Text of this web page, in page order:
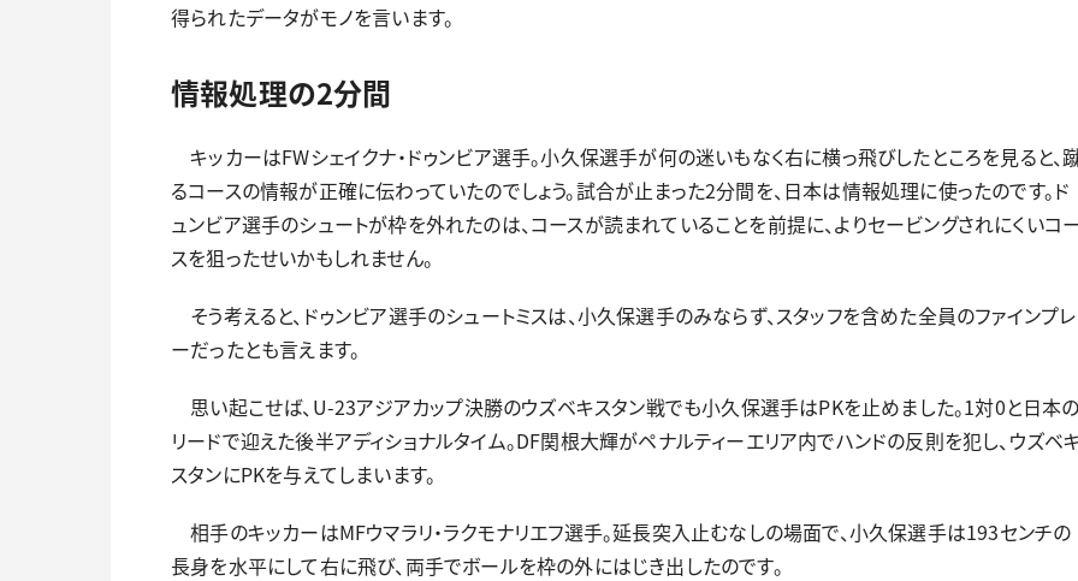
得られたデータがモノを言います。
情報処理の2分間
キッカーはFWシェイクナ・ドゥンビア選手。小久保選手が何の迷いもなく右に横っ飛びしたところを見ると、
るコースの情報が正確に伝わっていたのでしょう。試合が止まった2分間を、日本は情報処理に使ったのです。ド
ュンビア選手のシュートが枠を外れたのは、コースが読まれていることを前提に、よりセービングされにくいコ
スを狙ったせいかもしれません。
そう考えると、ドゥンビア選手のシュートミスは、小久保選手のみならず、スタッフを含めた全員のファインプレ
ーだったとも言えます。
思い起こせば、U-23アジアカップ決勝のウズベキスタン戦でも小久保選手はPKを止めました。1対0と日本
リードで迎えた後半アディショナルタイム。DF関根大輝がペナルティーエリア内でハンドの反則を犯し、ウズベ
スタンにPKを与えてしまいます。
相手のキッカーはMFウマラリ・ラクモナリエフ選手。延長突入止むなしの場面で、小久保選手は193センチの
長身を水平にして右に飛び、両手でボールを枠の外にはじき出したのです。